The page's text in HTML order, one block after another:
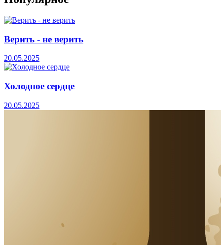
Верить - не верить
20.05.2025
Холодное сердце
20.05.2025